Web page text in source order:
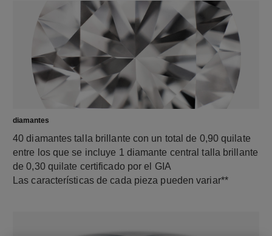
diamantes
40 diamantes talla brillante con un total de 0,90 quilate
entre los que se incluye 1 diamante central talla brillante
de 0,30 quilate certificado por el GIA
Las características de cada pieza pueden variar**